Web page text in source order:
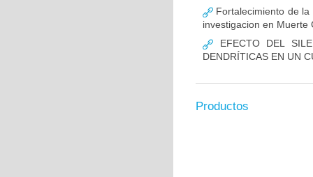
Fortalecimiento de la
investigacion en Muerte
EFECTO DEL
DENDRÍTICAS EN UN
Productos